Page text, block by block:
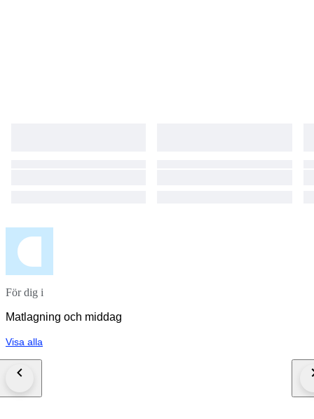
För dig i
Matlagning och middag
Visa alla